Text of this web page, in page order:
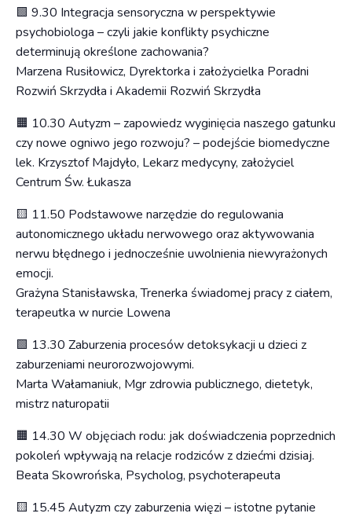
🟩 9.30 Integracja sensoryczna w perspektywie
psychobiologa – czyli jakie konflikty psychiczne
determinują określone zachowania?
Marzena Rusiłowicz, Dyrektorka i założycielka Poradni
Rozwiń Skrzydła i Akademii Rozwiń Skrzydła
🟧 10.30 Autyzm – zapowiedz wyginięcia naszego gatunku
czy nowe ogniwo jego rozwoju? – podejście biomedyczne
lek. Krzysztof Majdyło, Lekarz medycyny, założyciel
Centrum Św. Łukasza
🟨 11.50 Podstawowe narzędzie do regulowania
autonomicznego układu nerwowego oraz aktywowania
nerwu błędnego i jednocześnie uwolnienia niewyrażonych
emocji.
Grażyna Stanisławska, Trenerka świadomej pracy z ciałem,
terapeutka w nurcie Lowena
🟩 13.30 Zaburzenia procesów detoksykacji u dzieci z
zaburzeniami neurorozwojowymi.
Marta Wałamaniuk, Mgr zdrowia publicznego, dietetyk,
mistrz naturopatii
🟧 14.30 W objęciach rodu: jak doświadczenia poprzednich
pokoleń wpływają na relacje rodziców z dziećmi dzisiaj.
Beata Skowrońska, Psycholog, psychoterapeuta
🟨 15.45 Autyzm czy zaburzenia więzi – istotne pytanie